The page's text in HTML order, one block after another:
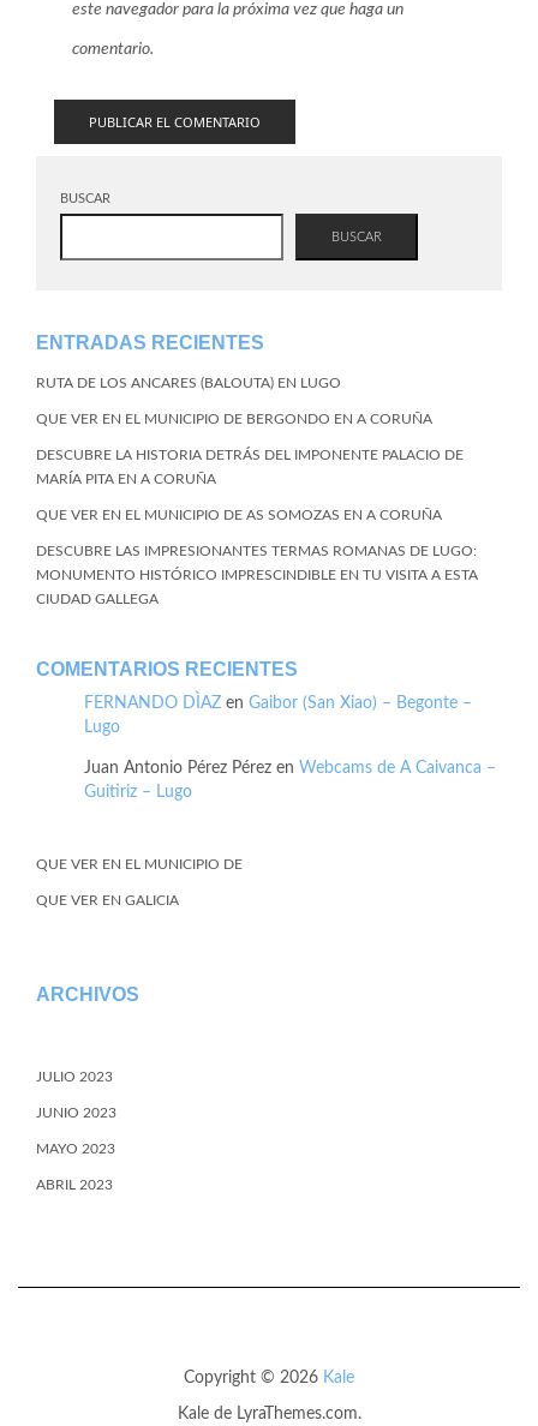
este navegador para la próxima vez que haga un
comentario.
BUSCAR
BUSCAR
ENTRADAS RECIENTES
RUTA DE LOS ANCARES (BALOUTA) EN LUGO
QUE VER EN EL MUNICIPIO DE BERGONDO EN A CORUÑA
DESCUBRE LA HISTORIA DETRÁS DEL IMPONENTE PALACIO DE
MARÍA PITA EN A CORUÑA
QUE VER EN EL MUNICIPIO DE AS SOMOZAS EN A CORUÑA
DESCUBRE LAS IMPRESIONANTES TERMAS ROMANAS DE LUGO:
MONUMENTO HISTÓRICO IMPRESCINDIBLE EN TU VISITA A ESTA
CIUDAD GALLEGA
COMENTARIOS RECIENTES
FERNANDO DÌAZ en Gaibor (San Xiao) – Begonte –
Lugo
Juan Antonio Pérez Pérez en Webcams de A Caivanca –
Guitiriz – Lugo
QUE VER EN EL MUNICIPIO DE
QUE VER EN GALICIA
ARCHIVOS
JULIO 2023
JUNIO 2023
MAYO 2023
ABRIL 2023
Copyright © 2026 Kale
Kalede LyraThemes.com.